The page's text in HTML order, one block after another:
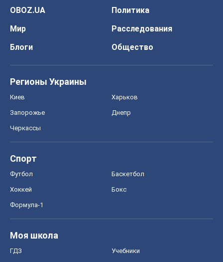
OBOZ.UA
Политика
Мир
Расследования
Блоги
Общество
Регионы Украины
Киев Харьков
Запорожье Днепр
Черкассы
Спорт
Футбол Баскетбол
Хоккей Бокс
Формула-1
Моя школа
ГДЗ Учебники